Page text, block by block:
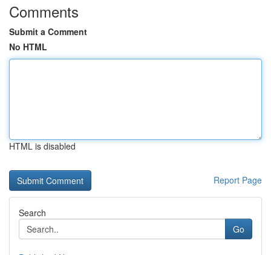
Comments
Submit a Comment
No HTML
HTML is disabled
Report Page
Search
Go